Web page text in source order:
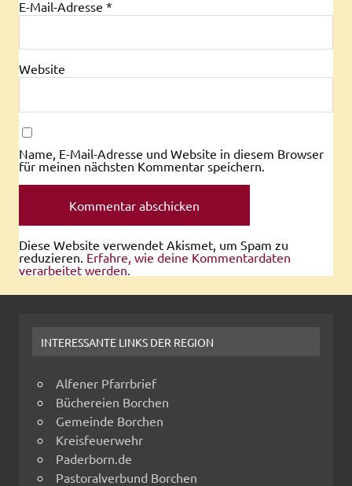
E-Mail-Adresse *
Website
Name, E-Mail-Adresse und Website in diesem Browser
für meinen nächsten Kommentar speichern.
Diese Website verwendet Akismet, um Spam zu
reduzieren. Erfahre, wie deine Kommentardaten
verarbeitet werden.
INTERESSANTE LINKS DER REGION
Alfener Pfarrbrief
Büchereien Borchen
Gemeinde Borchen
Kreisfeuerwehr
Paderborn.de
Pastoralverbund Borchen